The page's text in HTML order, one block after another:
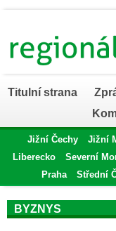
Titulní strana
Jižní Čechy Jižní
Liberecko
Severní
Praha
Střední
BYZNYS